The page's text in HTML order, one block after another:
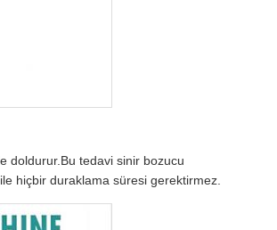
doldurur.Bu tedavi sinir bozucu
hiçbir duraklama süresi gerektirmez.